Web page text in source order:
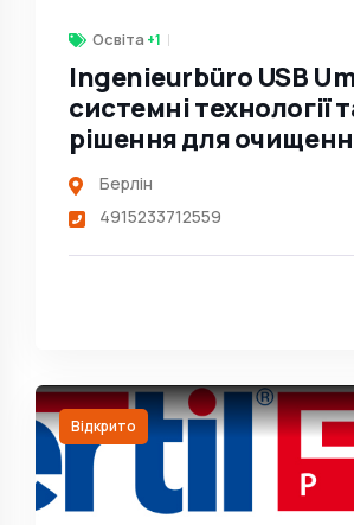
Освіта +1
Ingenieurbüro USB
системні технології
рішення для
Берлін
4915233712559
Відкрито